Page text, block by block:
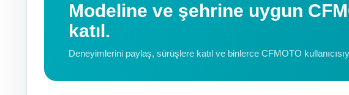
Modeline ve şehrine uygun
katıl.
Deneyimlerini paylaş, sürüşlere katıl ve binlerce CFMOTO